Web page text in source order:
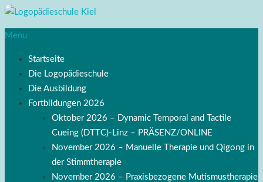
Menu
Startseite
Die Logopädieschule
Die Ausbildung
Fortbildungen 2026
Oktober 2026 – Dynamic Temporal and Tactile
Cueing (DTTC)-Linz – PRÄSENZ/ONLINE
November 2026 – Manuelle Therapie und Qigong in
der Stimmtherapie
November 2026 – Praxisbezogene Mutismustherapie